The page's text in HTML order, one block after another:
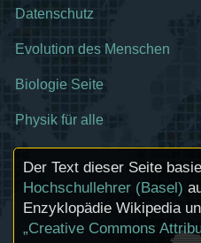
Datenschutz
Evolution des Menschen
Biologie Seite
Physik für alle
Der Text dieser Seite
Hochschullehrer (Basel)
Enzyklopädie Wikipedia
„Creative Commons